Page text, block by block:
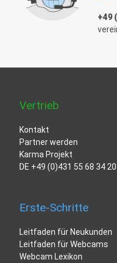
+49
Vertrieb
Kontakt
Partner werden
Karma Projekt
DE +49 (0)431 55 68 34 20
Erste-Schritte
Leitfaden für Neukunden
Leitfaden für Webcams
Webcam Lexikon